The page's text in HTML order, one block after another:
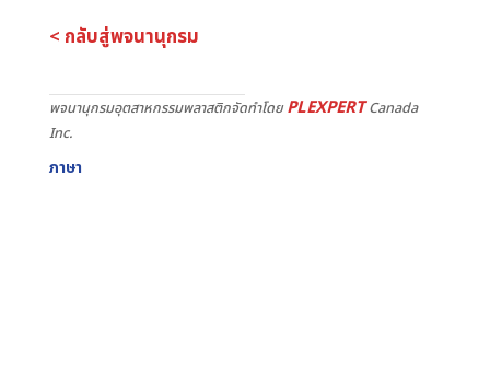
< กลับสู่พจนานุกรม
พจนานุกรมอุตสาหกรรมพลาสติกจัดทำโดยPLEXPERTCanada
Inc.
ภาษา